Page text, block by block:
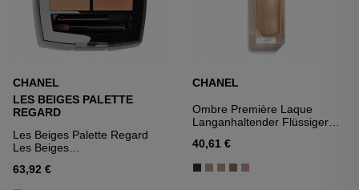
CHANEL
LES BEIGES PALETTE
REGARD
Les Beiges Palette Regard
Les Beiges
Lidschattenpalette Für Einen
Natürlichen, Hautfreundlichen
63,92 €
CHANEL
Ombre Première Laque
Langanhaltender Flüssiger
40,61 €